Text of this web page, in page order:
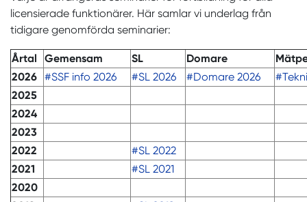
licensierade funktionärer. Här samlar vi underlag från
tidigare genomförda seminarier:
Årtal Gemensam SL Domare
2026 #SSF info 2026 #SL 2026 #Domare 2026
2025
2024
2023
2022
#SL 2022
2021
#SL 2021
2020